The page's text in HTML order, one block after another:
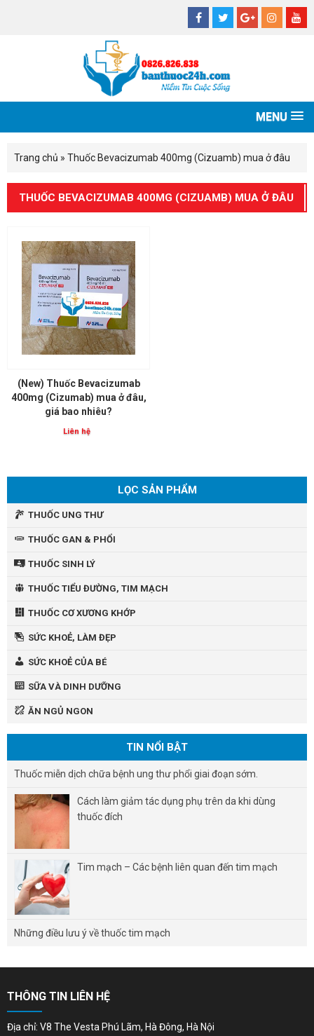
MENU
Trang chủ » Thuốc Bevacizumab 400mg (Cizuamb) mua ở đâu
THUỐC BEVACIZUMAB 400MG (CIZUAMB) MUA Ở ĐÂU
(New) Thuốc Bevacizumab
400mg (Cizumab) mua ở đâu,
giá bao nhiêu?
Liên hệ
LỌC SẢN PHẨM
THUỐC UNG THƯ
THUỐC GAN & PHỔI
THUỐC SINH LÝ
THUỐC TIỂU ĐƯỜNG, TIM MẠCH
THUỐC CƠ XƯƠNG KHỚP
SỨC KHOẺ, LÀM ĐẸP
SỨC KHOẺ CỦA BÉ
SỮA VÀ DINH DƯỠNG
ĂN NGỦ NGON
TIN NỔI BẬT
Thuốc miễn dịch chữa bệnh ung thư phổi giai đoạn sớm.
Cách làm giảm tác dụng phụ trên da khi dùng
thuốc đích
Tim mạch – Các bệnh liên quan đến tim mạch
Những điều lưu ý về thuốc tim mạch
THÔNG TIN LIÊN HỆ
Địa chỉ: V8 The Vesta Phú Lãm, Hà Đông, Hà Nội